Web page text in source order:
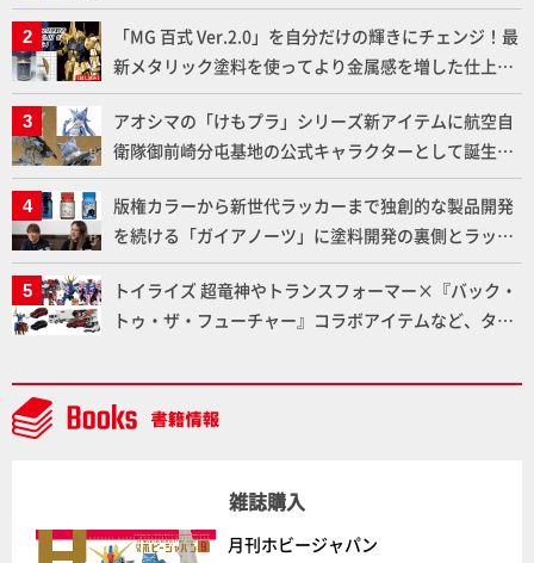
下ろしでご紹介!!さらに「大鉄人17」＆「ワンエイ
ト」セット情報もお届け！【超合金の魂】
「MG 百式 Ver.2.0」を自分だけの輝きにチェンジ！最
新メタリック塗料を使ってより金属感を増した仕上が
りに!!【試し読み】
アオシマの「けもプラ」シリーズ新アイテムに航空自
衛隊御前崎分屯基地の公式キャラクターとして誕生し
た「おまねこ」が着任！けもプラ公式サイト限定版と
通常版の2ラインで発売！
版権カラーから新世代ラッカーまで独創的な製品開発
を続ける「ガイアノーツ」に塗料開発の裏側とラッカ
ー塗料の未来についてインタビュー！
トイライズ 超竜神やトランスフォーマー×『バック・
トゥ・ザ・フューチャー』コラボアイテムなど、タカ
NEWITEM】
雑誌購入
月刊ホビージャパン